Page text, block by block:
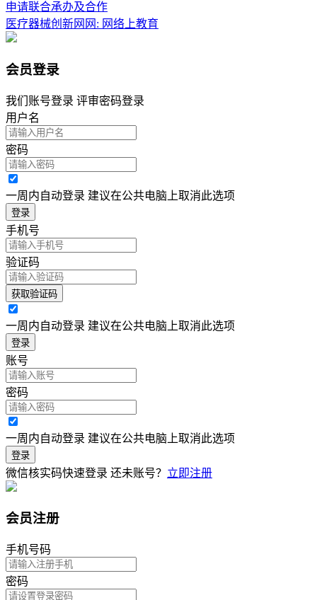
申请联合承办及合作
医疗器械创新网网: 网络上教育
会员登录
我们账号登录 评审密码登录
用户名
密码
一周内自动登录 建议在公共电脑上取消此选项
登录
手机号
验证码
获取验证码
一周内自动登录 建议在公共电脑上取消此选项
登录
账号
密码
一周内自动登录 建议在公共电脑上取消此选项
登录
微信核实码快速登录 还未账号？ 立即注册
会员注册
手机号码
密码